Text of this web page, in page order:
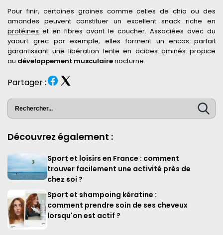
Pour finir, certaines graines comme celles de chia ou des
amandes peuvent constituer un excellent snack riche en
protéines et en fibres avant le coucher. Associées avec du
yaourt grec par exemple, elles forment un encas parfait
garantissant une libération lente en acides aminés propice
au développement musculairenocturne.
Partager :
Découvrez également :
Sport et loisirs en France : comment
trouver facilement une activité près de
chez soi ?
Sport et shampoing kératine :
comment prendre soin de ses cheveux
lorsqu'on est actif ?